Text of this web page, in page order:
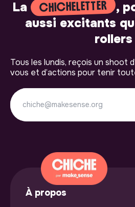
La CHICHELETTER
,
aussi excitants
rollers
Tous les lundis, reçois un shoot
vous et d’actions pour tenir
À propos